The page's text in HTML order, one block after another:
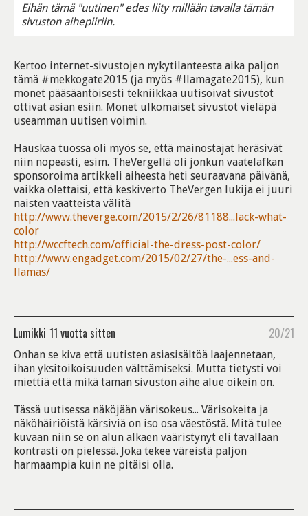
Eihän tämä "uutinen" edes liity millään tavalla tämän
sivuston aihepiiriin.
Kertoo internet-sivustojen nykytilanteesta aika paljon
tämä #mekkogate2015 (ja myös #llamagate2015), kun
monet pääsääntöisesti tekniikkaa uutisoivat sivustot
ottivat asian esiin. Monet ulkomaiset sivustot vieläpä
useamman uutisen voimin.
Hauskaa tuossa oli myös se, että mainostajat heräsivät
niin nopeasti, esim. TheVergellä oli jonkun vaatelafkan
sponsoroima artikkeli aiheesta heti seuraavana päivänä,
vaikka olettaisi, että keskiverto TheVergen lukija ei juuri
naisten vaatteista välitä
http://www.theverge.com/2015/2/26/81188...lack-what-
color
http://wccftech.com/official-the-dress-post-color/
http://www.engadget.com/2015/02/27/the-...ess-and-
llamas/
Lumikki 11 vuotta sitten 20/21
Onhan se kiva että uutisten asiasisältöä laajennetaan,
ihan yksitoikoisuuden välttämiseksi. Mutta tietysti voi
miettiä että mikä tämän sivuston aihe alue oikein on.
Tässä uutisessa näköjään värisokeus... Värisokeita ja
näköhäiriöistä kärsiviä on iso osa väestöstä. Mitä tulee
kuvaan niin se on alun alkaen vääristynyt eli tavallaan
kontrasti on pielessä. Joka tekee väreistä paljon
harmaampia kuin ne pitäisi olla.